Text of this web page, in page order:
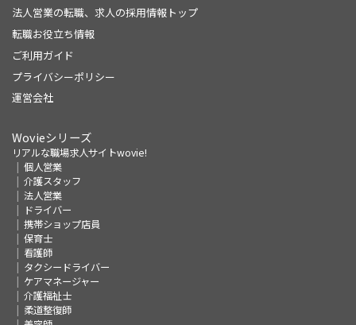
法人営業の転職、求人の採用情報トップ
転職お役立ち情報
ご利用ガイド
プライバシーポリシー
運営会社
Wovieシリーズ
リアルな職場求人サイトwovie!
個人営業
介護スタッフ
法人営業
ドライバー
携帯ショップ店員
保育士
看護師
タクシードライバー
ケアマネージャー
介護福祉士
柔道整復師